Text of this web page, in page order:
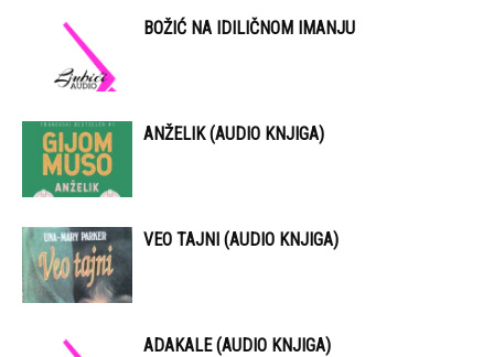
BOŽIĆ NA IDILIČNOM IMANJU
ANŽELIK (AUDIO KNJIGA)
VEO TAJNI (AUDIO KNJIGA)
ADAKALE (AUDIO KNJIGA)